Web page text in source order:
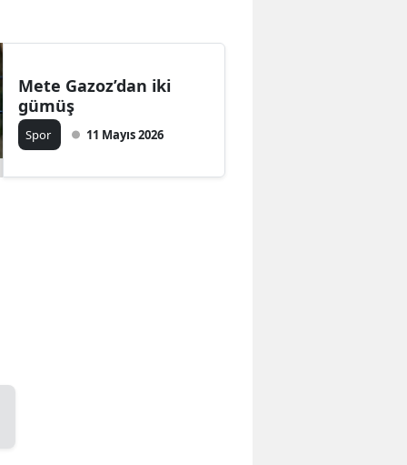
Mete Gazoz’dan iki
gümüş
Spor 11 Mayıs 2026